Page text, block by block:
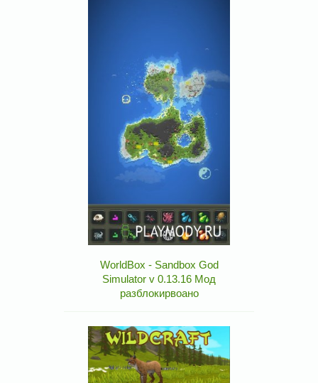
WorldBox - Sandbox God
Simulator v 0.13.16 Мод
разблокирвоано